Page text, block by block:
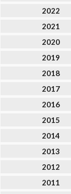
2022
2021
2020
2019
2018
2017
2016
2015
2014
2013
2012
2011